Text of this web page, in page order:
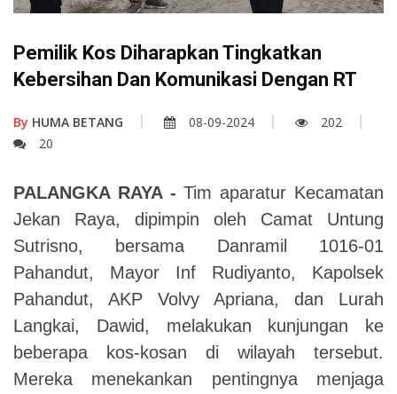
Pemilik Kos Diharapkan Tingkatkan
Kebersihan Dan Komunikasi Dengan RT
By HUMA BETANG 08-09-2024
202
20
PALANGKA RAYA -Tim aparatur Kecamatan
Jekan Raya, dipimpin oleh Camat Untung
Sutrisno, bersama Danramil 1016-01
Pahandut, Mayor Inf Rudiyanto, Kapolsek
Pahandut, AKP Volvy Apriana, dan Lurah
Langkai, Dawid, melakukan kunjungan ke
beberapa kos-kosan di wilayah tersebut.
Mereka menekankan pentingnya menjaga